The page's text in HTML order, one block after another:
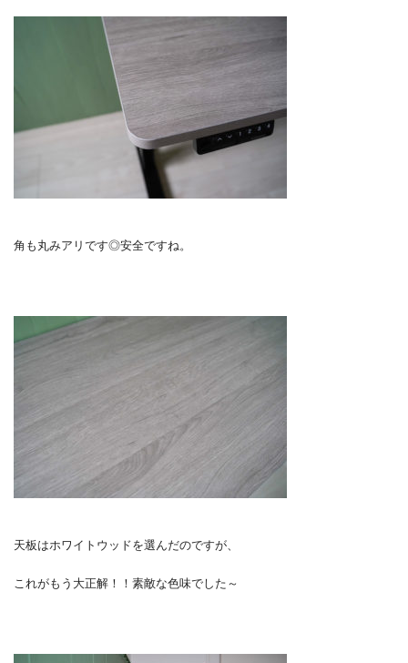
角も丸みアリです◎安全ですね。
天板はホワイトウッドを選んだのですが、
これがもう大正解！！素敵な色味でした～